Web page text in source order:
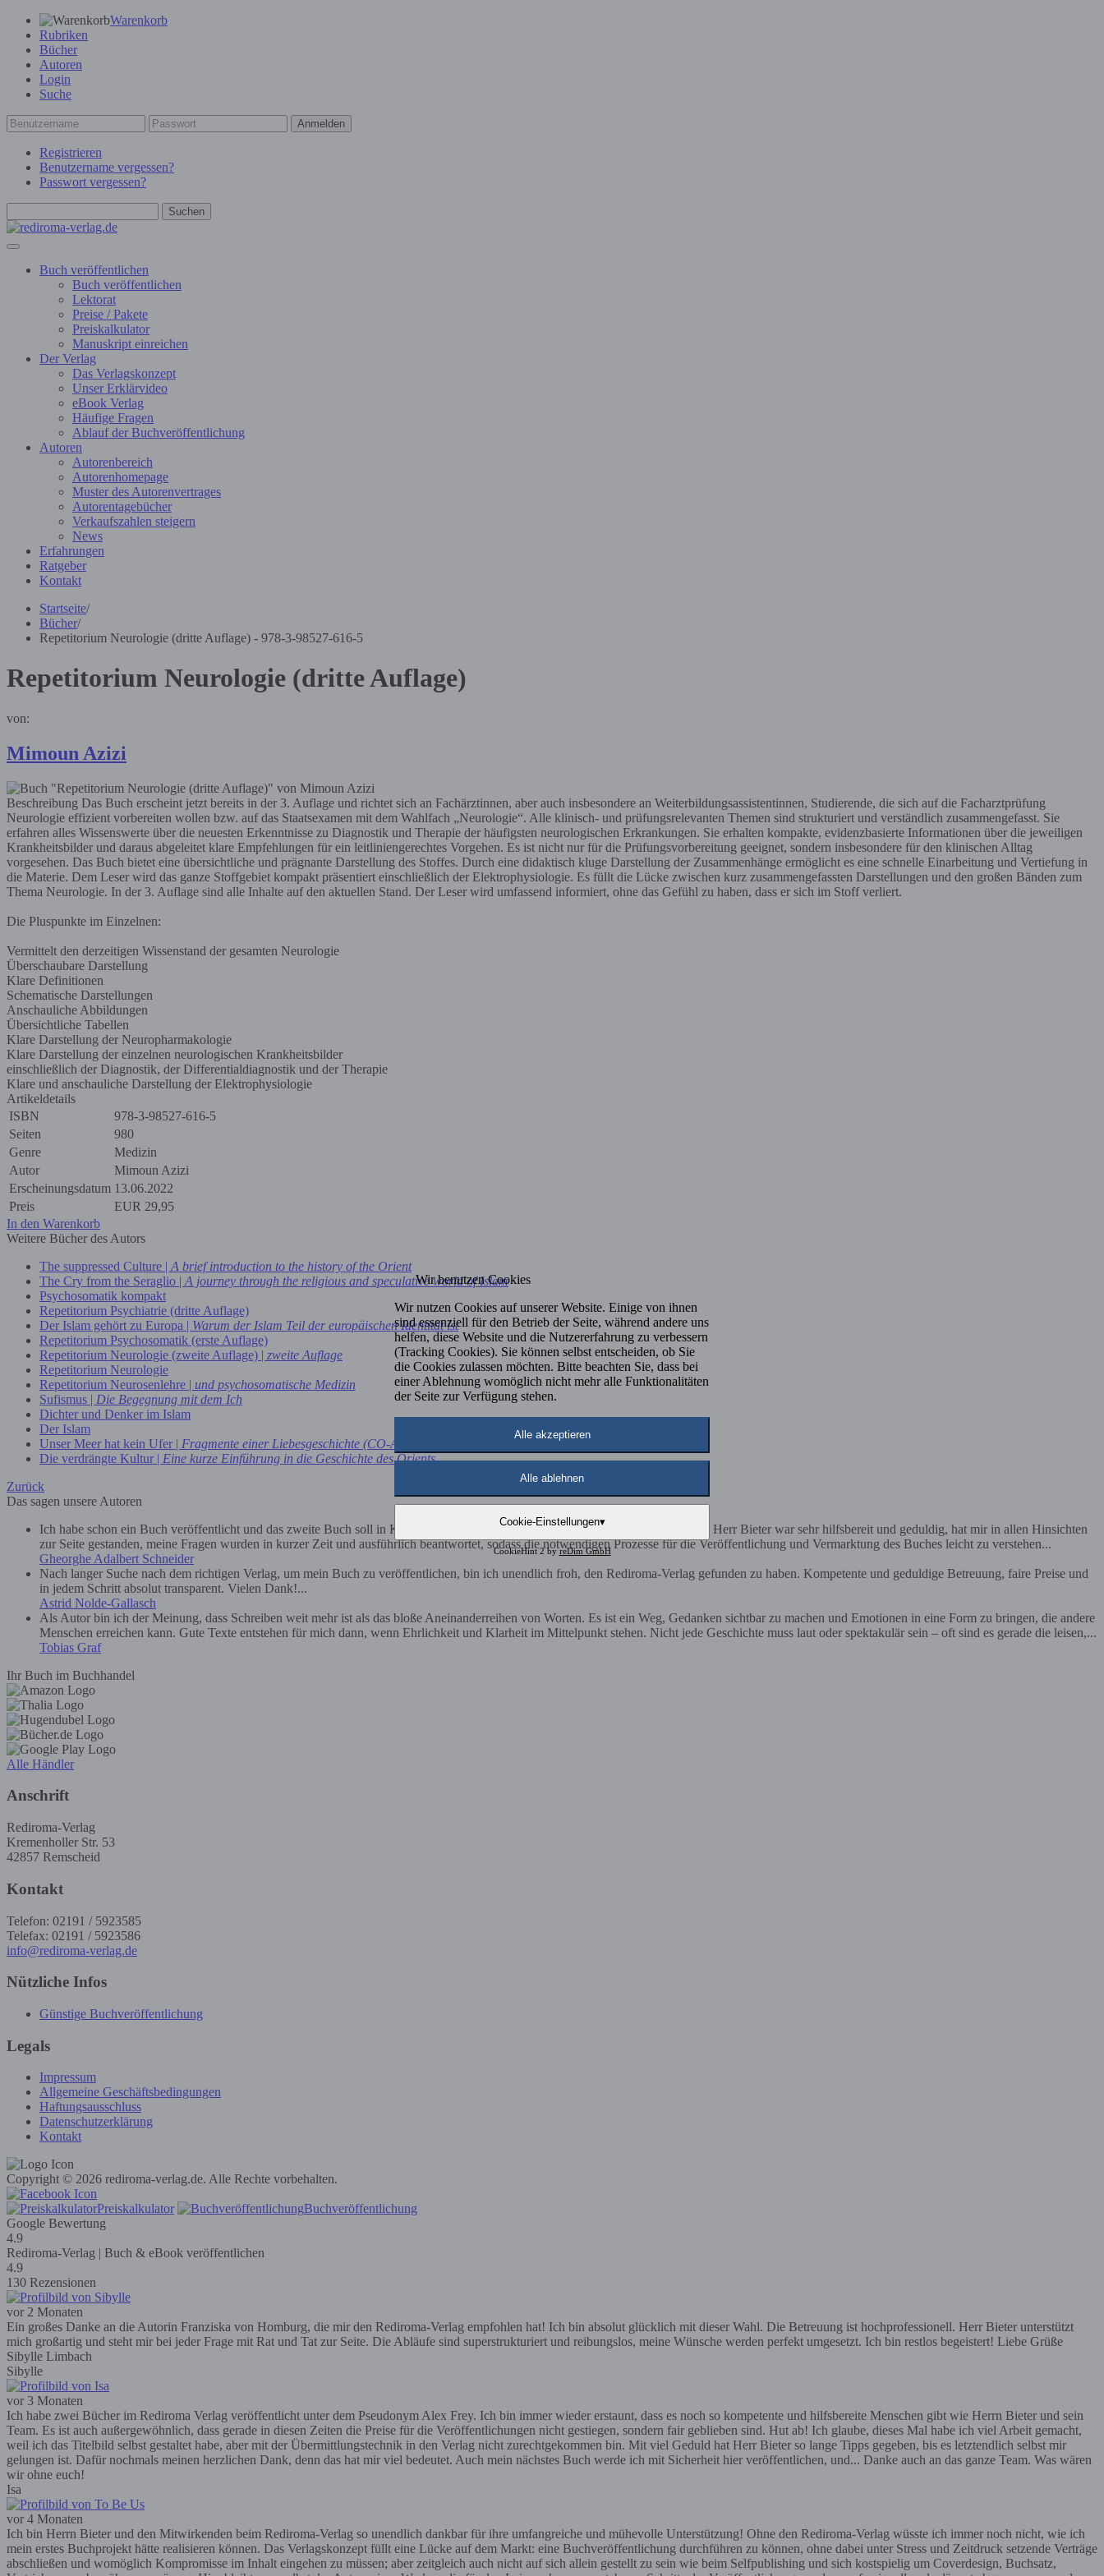
Warenkorb
Rubriken
Bücher
Autoren
Login
Suche
Anmelden
Registrieren
Benutzername vergessen?
Passwort vergessen?
Suchen
Buch veröffentlichen
Buch veröffentlichen
Lektorat
Preise / Pakete
Preiskalkulator
Manuskript einreichen
Der Verlag
Das Verlagskonzept
Unser Erklärvideo
eBook Verlag
Häufige Fragen
Ablauf der Buchveröffentlichung
Autoren
Autorenbereich
Autorenhomepage
Muster des Autorenvertrages
Autorentagebücher
Verkaufszahlen steigern
News
Erfahrungen
Ratgeber
Kontakt
Startseite/
Bücher/
Repetitorium Neurologie (dritte Auflage) - 978-3-98527-616-5
Repetitorium Neurologie (dritte Auflage)
von:
Mimoun Azizi
Beschreibung Das Buch erscheint jetzt bereits in der 3. Auflage und richtet sich an Fachärztinnen, aber auch insbesondere an Weiterbildungsassistentinnen, Studierende, die sich auf die Facharztprüfung
Neurologie effizient vorbereiten wollen bzw. auf das Staatsexamen mit dem Wahlfach „Neurologie“. Alle klinisch- und prüfungsrelevanten Themen sind strukturiert und verständlich zusammengefasst. Sie
erfahren alles Wissenswerte über die neuesten Erkenntnisse zu Diagnostik und Therapie der häufigsten neurologischen Erkrankungen. Sie erhalten kompakte, evidenzbasierte Informationen über die jeweiligen
Krankheitsbilder und daraus abgeleitet klare Empfehlungen für ein leitliniengerechtes Vorgehen. Es ist nicht nur für die Prüfungsvorbereitung geeignet, sondern insbesondere für den klinischen Alltag
vorgesehen. Das Buch bietet eine übersichtliche und prägnante Darstellung des Stoffes. Durch eine didaktisch kluge Darstellung der Zusammenhänge ermöglicht es eine schnelle Einarbeitung und Vertiefung in
die Materie. Dem Leser wird das ganze Stoffgebiet kompakt präsentiert einschließlich der Elektrophysiologie. Es füllt die Lücke zwischen kurz zusammengefassten Darstellungen und den großen Bänden zum
Thema Neurologie. In der 3. Auflage sind alle Inhalte auf den aktuellen Stand. Der Leser wird umfassend informiert, ohne das Gefühl zu haben, dass er sich im Stoff verliert.
Die Pluspunkte im Einzelnen:
Vermittelt den derzeitigen Wissenstand der gesamten Neurologie
Überschaubare Darstellung
Klare Definitionen
Schematische Darstellungen
Anschauliche Abbildungen
Übersichtliche Tabellen
Klare Darstellung der Neuropharmakologie
Klare Darstellung der einzelnen neurologischen Krankheitsbilder
einschließlich der Diagnostik, der Differentialdiagnostik und der Therapie
Klare und anschauliche Darstellung der Elektrophysiologie
Artikeldetails
ISBN
978-3-98527-616-5
Seiten
980
Genre
Medizin
Autor
Mimoun Azizi
Erscheinungsdatum 13.06.2022
Preis
EUR 29,95
In den Warenkorb
Weitere Bücher des Autors
The suppressed Culture | A brief introduction to the history of the Orient
The Cry from the Seraglio | A journey through the religious and speculative world of Islam
Psychosomatik kompakt
Repetitorium Psychiatrie (dritte Auflage)
Der Islam gehört zu Europa | Warum der Islam Teil der europäischen Identität ist
Repetitorium Psychosomatik (erste Auflage)
Repetitorium Neurologie (zweite Auflage) | zweite Auflage
Repetitorium Neurologie
Repetitorium Neurosenlehre | und psychosomatische Medizin
Sufismus | Die Begegnung mit dem Ich
Dichter und Denker im Islam
Der Islam
Unser Meer hat kein Ufer | Fragmente einer Liebesgeschichte (CO-Autorin: Marion Wiegelmann)
Die verdrängte Kultur | Eine kurze Einführung in die Geschichte des Orients
Zurück
Das sagen unsere Autoren
Ich habe schon ein Buch veröffentlicht und das zweite Buch soll in Kürze folgen. Alles ist sehr schnell und reibungslos verlaufen. Herr Bieter war sehr hilfsbereit und geduldig, hat mir in allen Hinsichten
zur Seite gestanden, meine Fragen wurden in kurzer Zeit und ausführlich beantwortet, sodass die notwendigen Prozesse für die Veröffentlichung und Vermarktung des Buches leicht zu verstehen...
Gheorghe Adalbert Schneider
Nach langer Suche nach dem richtigen Verlag, um mein Buch zu veröffentlichen, bin ich unendlich froh, den Rediroma-Verlag gefunden zu haben. Kompetente und geduldige Betreuung, faire Preise und
in jedem Schritt absolut transparent. Vielen Dank!...
Astrid Nolde-Gallasch
Als Autor bin ich der Meinung, dass Schreiben weit mehr ist als das bloße Aneinanderreihen von Worten. Es ist ein Weg, Gedanken sichtbar zu machen und Emotionen in eine Form zu bringen, die andere
Menschen erreichen kann. Gute Texte entstehen für mich dann, wenn Ehrlichkeit und Klarheit im Mittelpunkt stehen. Nicht jede Geschichte muss laut oder spektakulär sein – oft sind es gerade die leisen,...
Tobias Graf
Ihr Buch im Buchhandel
Alle Händler
Anschrift
Rediroma-Verlag
Kremenholler Str. 53
42857 Remscheid
Kontakt
Telefon: 02191 / 5923585
Telefax: 02191 / 5923586
info@rediroma-verlag.de
Nützliche Infos
Günstige Buchveröffentlichung
Legals
Impressum
Allgemeine Geschäftsbedingungen
Haftungsausschluss
Datenschutzerklärung
Kontakt
Copyright © 2026 rediroma-verlag.de. Alle Rechte vorbehalten.
Preiskalkulator
Buchveröffentlichung
Google Bewertung
4.9
Rediroma-Verlag | Buch & eBook veröffentlichen
4.9
130 Rezensionen
vor 2 Monaten
Ein großes Danke an die Autorin Franziska von Homburg, die mir den Rediroma-Verlag empfohlen hat! Ich bin absolut glücklich mit dieser Wahl. Die Betreuung ist hochprofessionell. Herr Bieter unterstützt
mich großartig und steht mir bei jeder Frage mit Rat und Tat zur Seite. Die Abläufe sind superstrukturiert und reibungslos, meine Wünsche werden perfekt umgesetzt. Ich bin restlos begeistert! Liebe Grüße
Sibylle Limbach
Sibylle
vor 3 Monaten
Ich habe zwei Bücher im Rediroma Verlag veröffentlicht unter dem Pseudonym Alex Frey. Ich bin immer wieder erstaunt, dass es noch so kompetente und hilfsbereite Menschen gibt wie Herrn Bieter und sein
Team. Es ist auch außergewöhnlich, dass gerade in diesen Zeiten die Preise für die Veröffentlichungen nicht gestiegen, sondern fair geblieben sind. Hut ab! Ich glaube, dieses Mal habe ich viel Arbeit gemacht,
weil ich das Titelbild selbst gestaltet habe, aber mit der Übermittlungstechnik in den Verlag nicht zurechtgekommen bin. Mit viel Geduld hat Herr Bieter so lange Tipps gegeben, bis es letztendlich selbst mir
gelungen ist. Dafür nochmals meinen herzlichen Dank, denn das hat mir viel bedeutet. Auch mein nächstes Buch werde ich mit Sicherheit hier veröffentlichen, und... Danke auch an das ganze Team. Was wären
wir ohne euch!
Isa
vor 4 Monaten
Ich bin Herrn Bieter und den Mitwirkenden beim Rediroma-Verlag so unendlich dankbar für ihre umfangreiche und mühevolle Unterstützung! Ohne den Rediroma-Verlag wüsste ich immer noch nicht, wie ich
mein erstes Buchprojekt hätte realisieren können. Das Verlagskonzept füllt eine Lücke auf dem Markt: eine Buchveröffentlichung durchführen zu können, ohne dabei unter Stress und Zeitdruck setzende Verträge
abschließen und womöglich Kompromisse im Inhalt eingehen zu müssen; aber zeitgleich auch nicht auf sich allein gestellt zu sein wie beim Selfpublishing und sich kostspielig um Coverdesign, Buchsatz,
Wir benutzen Cookies
Wir nutzen Cookies auf unserer Website. Einige von ihnen
sind essenziell für den Betrieb der Seite, während andere uns
helfen, diese Website und die Nutzererfahrung zu verbessern
(Tracking Cookies). Sie können selbst entscheiden, ob Sie
die Cookies zulassen möchten. Bitte beachten Sie, dass bei
einer Ablehnung womöglich nicht mehr alle Funktionalitäten
der Seite zur Verfügung stehen.
Alle akzeptieren
Alle ablehnen
Cookie-Einstellungen▾
CookieHint 2 byreDim GmbH